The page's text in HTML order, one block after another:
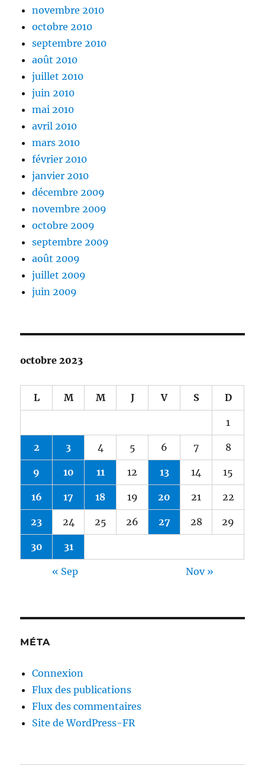
novembre 2010
octobre 2010
septembre 2010
août 2010
juillet 2010
juin 2010
mai 2010
avril 2010
mars 2010
février 2010
janvier 2010
décembre 2009
novembre 2009
octobre 2009
septembre 2009
août 2009
juillet 2009
juin 2009
octobre 2023
L M M J V S D
1
2 3 4 5 6 7 8
9 10 11 12 13 14 15
16 17 18 19 20 21 22
23 24 25 26 27 28 29
30 31
« Sep Nov »
MÉTA
Connexion
Flux des publications
Flux des commentaires
Site de WordPress-FR